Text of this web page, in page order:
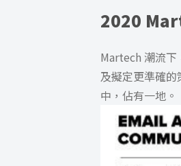
2020
Martech 潮流下
及擬定更準確
中，佔有一地。